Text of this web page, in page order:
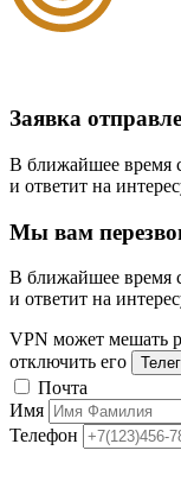
Заявка
В ближайшее время
и ответит на
Мы вам
В ближайшее время
и ответит на
VPN может мешать
отключить его
Почта
Имя
Телефон